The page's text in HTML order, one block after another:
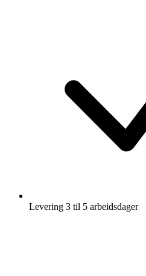
Levering 3 til 5 arbeidsdager